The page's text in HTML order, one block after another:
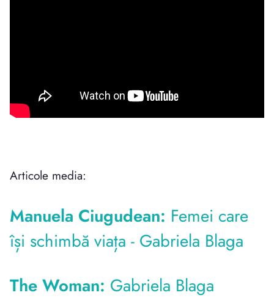
Articole media:
Manuela Ciugudean: Femei care
își schimbă viața - Gabriela Blaga
The Woman: Gabriela Blaga